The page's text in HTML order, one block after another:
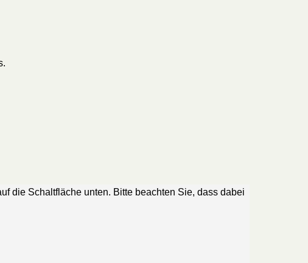
die Schaltfläche unten. Bitte beachten Sie, dass dabei